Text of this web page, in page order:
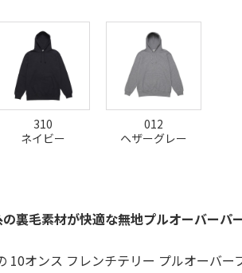
310
ネイビー
012
ヘザーグレー
裏毛素材が快適な無地プルオーバーパ
10オンス フレンチテリー プルオーバー